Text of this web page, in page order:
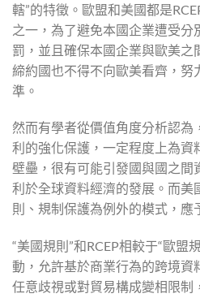
轄”的特徵。歐盟和美國都是
之一，為了避免本國企業遭受分
罰，並且確保本國企業與歐美之
締約國也不得不向歐美看齊，努
準。
然而有學者從價值角度分析認為
利的強化保護，一定程度上為資
壁壘，很有可能引發國與國之間
利於全球資料經濟的發展。而美
則、規制保護為例外的模式，應
“美國規則”和RCEP相較于“歐盟
動，允許基於商業行為的跨境資
任意歧視或對貿易構成變相限制